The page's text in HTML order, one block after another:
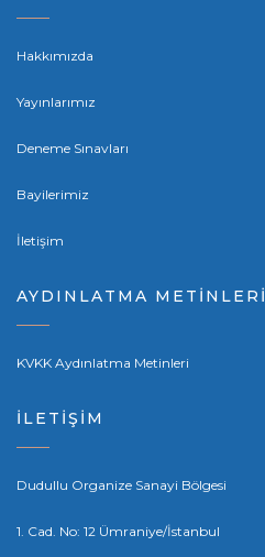
Hakkımızda
Yayınlarımız
Deneme Sınavları
Bayilerimiz
İletişim
AYDINLATMA METİNLERİ
KVKK Aydınlatma Metinleri
İLETİŞİM
Dudullu Organize Sanayi Bölgesi
1. Cad. No: 12 Ümraniye/İstanbul